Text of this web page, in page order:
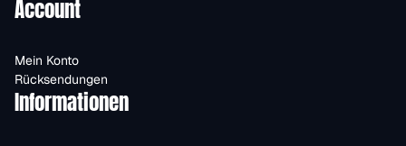
Account
Mein Konto
Rücksendungen
Informationen